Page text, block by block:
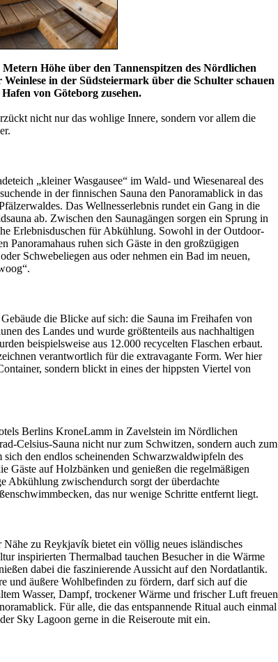
Höhe über den Tannenspitzen des Nördlichen
in der Südsteiermark über die Schulter schauen
von Göteborg zusehen.
nicht nur das wohlige Innere, sondern vor allem die
„kleiner Wasgausee“ im Wald- und Wiesenareal des
in der finnischen Sauna den Panoramablick in das
Das Wellnesserlebnis rundet ein Gang in die
ab. Zwischen den Saunagängen sorgen ein Sprung in
Erlebnisduschen für Abkühlung. Sowohl in der Outdoor-
Panoramahaus ruhen sich Gäste in den großzügigen
Schwebeliegen aus oder nehmen ein Bad im neuen,
die Blicke auf sich: die Sauna im Freihafen von
des Landes und wurde größtenteils aus nachhaltigen
beispielsweise aus 12.000 recycelten Flaschen erbaut.
verantwortlich für die extravagante Form. Wer hier
sondern blickt in eines der hippsten Viertel von
Berlins KroneLamm in Zavelstein im Nördlichen
Celsius-Sauna nicht nur zum Schwitzen, sondern auch zum
den endlos scheinenden Schwarzwaldwipfeln des
Gäste auf Holzbänken und genießen die regelmäßigen
Abkühlung zwischendurch sorgt der überdachte
das nur wenige Schritte entfernt liegt.
zu Reykjavík bietet ein völlig neues isländisches
inspirierten Thermalbad tauchen Besucher in die Wärme
dabei die faszinierende Aussicht auf den Nordatlantik.
und äußere Wohlbefinden zu fördern, darf sich auf die
Wasser, Dampf, trockener Wärme und frischer Luft freuen
Für alle, die das entspannende Ritual auch einmal
Sky Lagoon gerne in die Reiseroute mit ein.